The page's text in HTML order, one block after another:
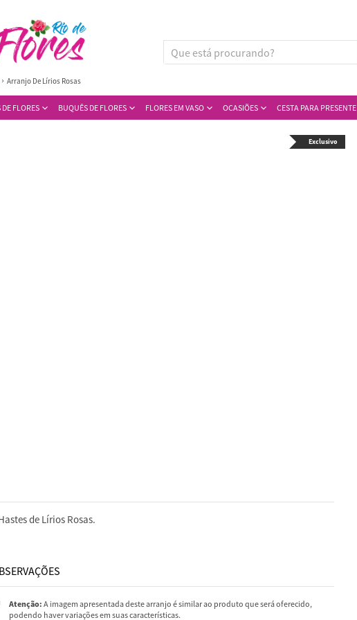
FLORES BUQUÊS DE FLORES FLORES EM VASO OCASIÕES CESTA PARA PRESENTE
Arranjo De Lírios Rosas
Exclusivo
de Lírios Rosas.
Atenção: A imagem apresentada deste arranjo é similar ao produto que será oferecido,
podendo haver variações em suas características.